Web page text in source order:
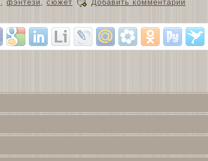
фэнтези сюжет Добавить комментарий